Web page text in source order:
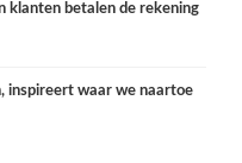
klanten betalen de rekening
inspireert waar we naartoe